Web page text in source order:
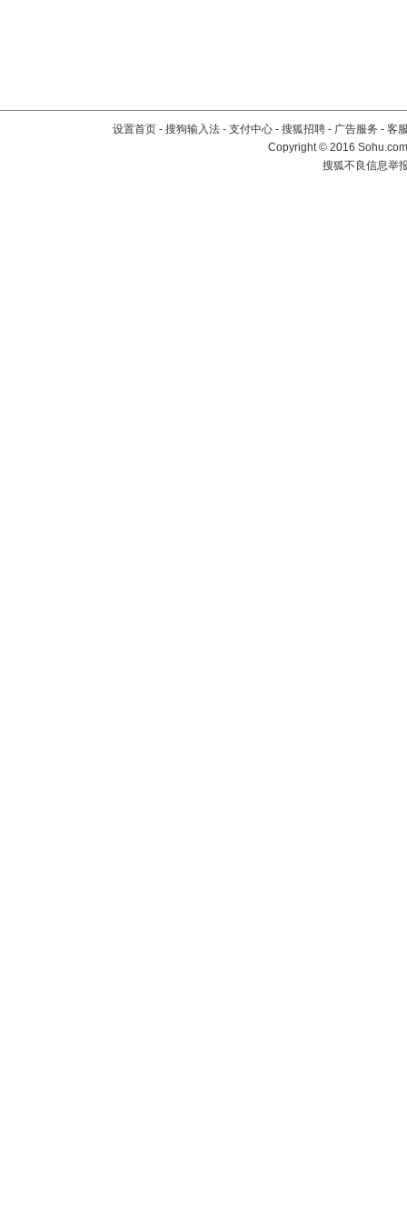
设置首页 - 搜狗输入法 - 支付中心 - 搜狐招聘 - 广告服务 - 客
Copyright©2016
搜狐不良信息举